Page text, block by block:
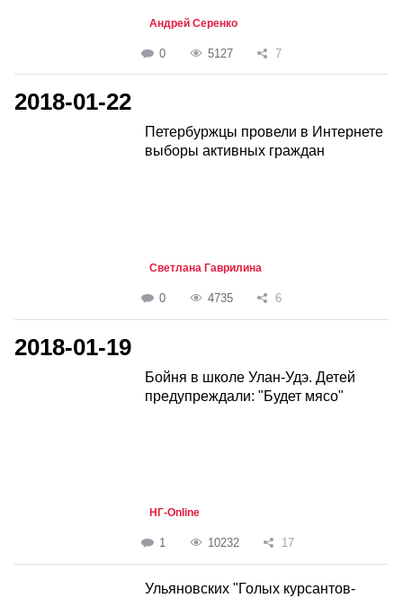
Андрей Серенко
0 5127 7
2018-01-22
Петербуржцы провели в Интернете
выборы активных граждан
Светлана Гаврилина
0 4735 6
2018-01-19
Бойня в школе Улан-Удэ. Детей
предупреждали: "Будет мясо"
НГ-Online
1 10232 17
Ульяновских "Голых курсантов-